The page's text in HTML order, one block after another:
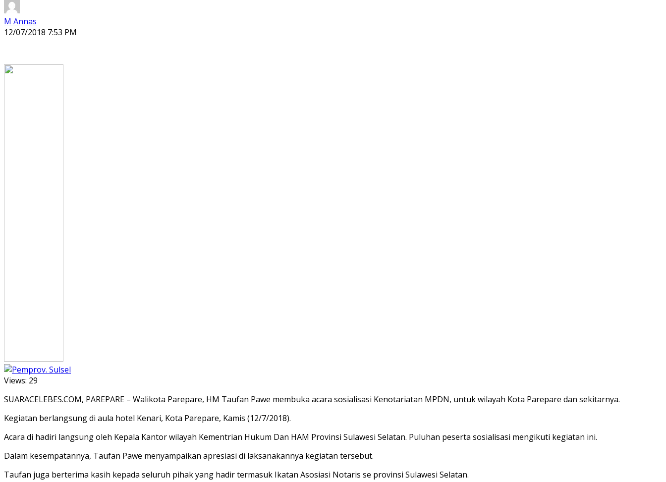
M Annas
12/07/2018 7:53 PM
Views: 29
SUARACELEBES.COM, PAREPARE – Walikota Parepare, HM Taufan Pawe membuka acara sosialisasi Kenotariatan MPDN, untuk wilayah Kota Parepare dan sekitarnya.
Kegiatan berlangsung di aula hotel Kenari, Kota Parepare, Kamis (12/7/2018).
Acara di hadiri langsung oleh Kepala Kantor wilayah Kementrian Hukum Dan HAM Provinsi Sulawesi Selatan. Puluhan peserta sosialisasi mengikuti kegiatan ini.
Dalam kesempatannya, Taufan Pawe menyampaikan apresiasi di laksanakannya kegiatan tersebut.
Taufan juga berterima kasih kepada seluruh pihak yang hadir termasuk Ikatan Asosiasi Notaris se provinsi Sulawesi Selatan.